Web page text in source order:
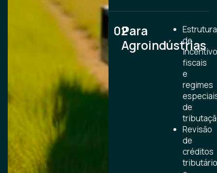
02Para
Agroindústrias
de
fiscais
e
regimes
de
Revisão
de
créditos